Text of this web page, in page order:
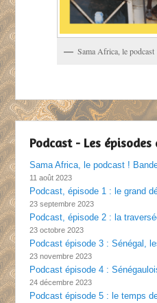
Sama Africa, le podcast
Podcast - Les
Sama Africa, le podcast !
11 août 2023
Podcast, épisode 1 : le grand
23 septembre 2023
Podcast, épisode 2 : la
23 octobre 2023
Podcast épisode 3 : Sénégal,
23 novembre 2023
Podcast épisode 4 :
24 décembre 2023
Podcast épisode 5 : le temps